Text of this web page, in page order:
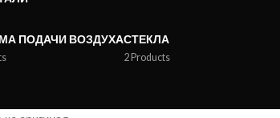
ПОДАЧИ ВОЗДУХАСТЕКЛА
2 Products